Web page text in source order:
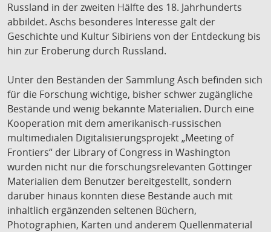
Russland in der zweiten Hälfte des 18. Jahrhunderts
abbildet. Aschs besonderes Interesse galt der
Geschichte und Kultur Sibiriens von der Entdeckung bis
hin zur Eroberung durch Russland.
Unter den Beständen der Sammlung Asch befinden sich
für die Forschung wichtige, bisher schwer zugängliche
Bestände und wenig bekannte Materialien. Durch eine
Kooperation mit dem amerikanisch-russischen
multimedialen Digitalisierungsprojekt „Meeting of
Frontiers“ der Library of Congress in Washington
wurden nicht nur die forschungsrelevanten Göttinger
Materialien dem Benutzer bereitgestellt, sondern
darüber hinaus konnten diese Bestände auch mit
inhaltlich ergänzenden seltenen Büchern,
Photographien, Karten und anderem Quellenmaterial